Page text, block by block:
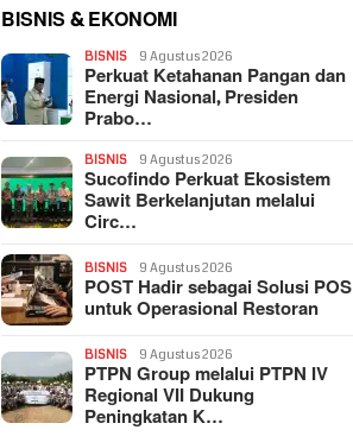
BISNIS & EKONOMI
BISNIS 9 Agustus 2026
Perkuat Ketahanan Pangan dan
Energi Nasional, Presiden
Prabo…
BISNIS 9 Agustus 2026
Sucofindo Perkuat Ekosistem
Sawit Berkelanjutan melalui
Circ…
BISNIS 9 Agustus 2026
POST Hadir sebagai Solusi POS
untuk Operasional Restoran
BISNIS 9 Agustus 2026
PTPN Group melalui PTPN IV
Regional VII Dukung
Peningkatan K…